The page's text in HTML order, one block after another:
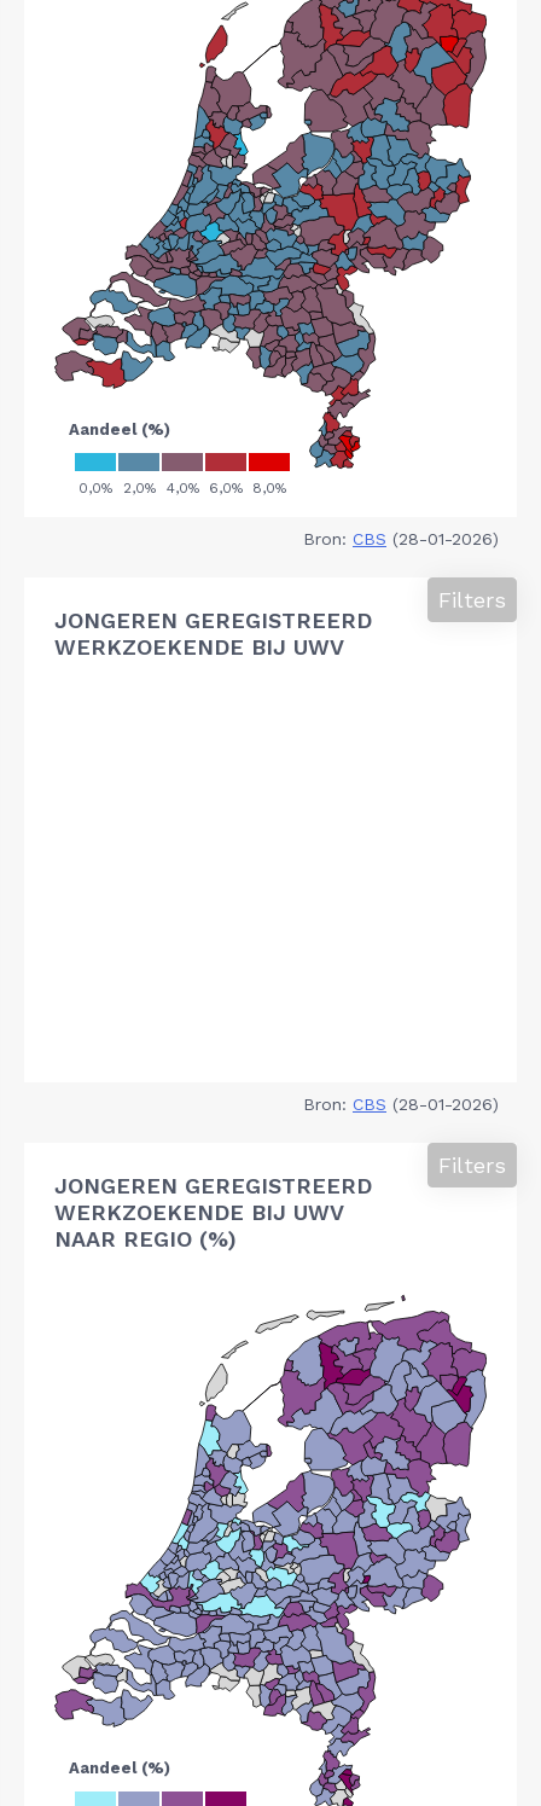
Bron: CBS (28-01-2026)
JONGEREN GEREGISTREERD
WERKZOEKENDE BIJ UWV
Filters
Bron: CBS (28-01-2026)
JONGEREN GEREGISTREERD
WERKZOEKENDE BIJ UWV
NAAR REGIO (%)
Filters